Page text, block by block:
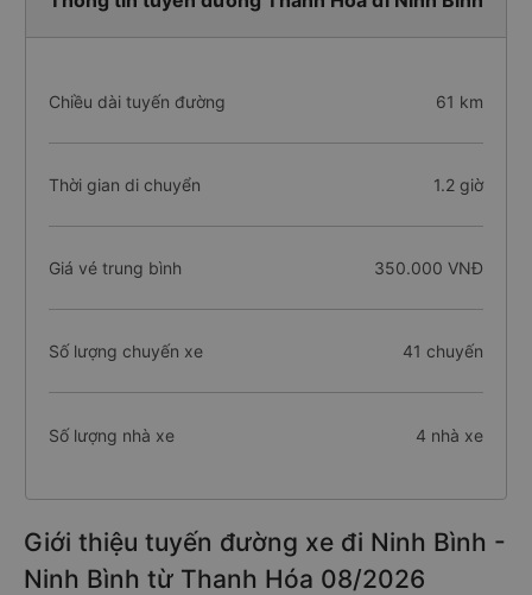
Chiều dài tuyến đường 61 km
Thời gian di chuyển 1.2 giờ
Giá vé trung bình 350.000 VNĐ
Số lượng chuyến xe 41 chuyến
Số lượng nhà xe 4 nhà xe
Giới thiệu tuyến đường xe đi Ninh Bình -
Ninh Bình từ Thanh Hóa 08/2026